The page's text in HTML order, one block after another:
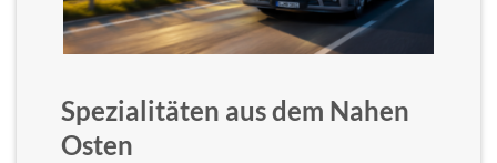
Spezialitäten aus dem Nahen
Osten